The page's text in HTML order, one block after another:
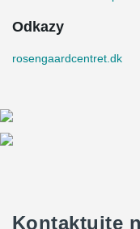
Odkazy
rosengaardcentret.dk
Kontaktujte